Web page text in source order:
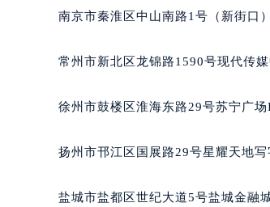
乌鲁木齐市天山区
哈尔滨市道里区友
佛山市禅城区季华
无锡市梁溪区人民
苏州市苏州工业园
南京市秦淮区中山南路1号（新街口
常州市新北区龙锦路1590号现代传
徐州市鼓楼区淮海东路29号苏宁广
扬州市邗江区国展路29号星耀天地
盐城市盐都区世纪大道5号盐城金融